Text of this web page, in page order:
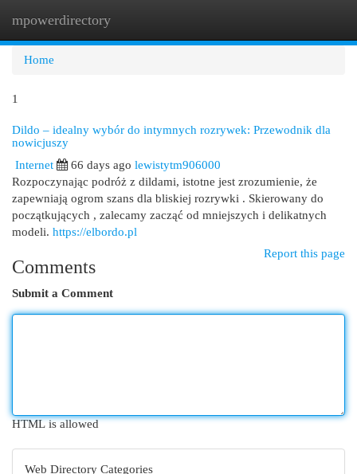
mpowerdirectory
Home
1
Dildo – idealny wybór do intymnych rozrywek: Przewodnik dla
nowicjuszy
Internet
66 days ago lewistytm906000
Rozpoczynając podróż z dildami, istotne jest zrozumienie, że
zapewniają ogrom szans dla bliskiej rozrywki . Skierowany do
początkujących , zalecamy zacząć od mniejszych i delikatnych
modeli. https://elbordo.pl
Report this page
Comments
Submit a Comment
HTML is allowed
Web Directory Categories